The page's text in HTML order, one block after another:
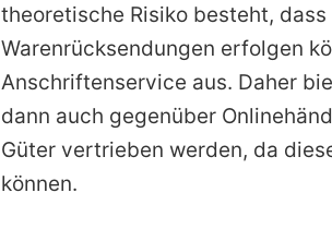
theoretische Risiko besteht,
Warenrücksendungen erfolgen
Anschriftenservice aus. Daher
dann auch gegenüber
Güter vertrieben werden, da
können.